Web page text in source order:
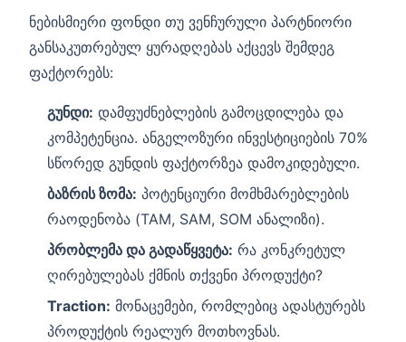
ნებისმიერი ფონდი თუ ვენჩურული პარტნიორი
განსაკუთრებულ ყურადღებას აქცევს შემდეგ
ფაქტორებს:
გუნდი: დამფუძნებლების გამოცდილება და
კომპეტენცია. ანგელოზური ინვესტიციების 70%
სწორედ გუნდის ფაქტორზეა დამოკიდებული.
ბაზრის ზომა: პოტენციური მომხმარებლების
რაოდენობა (TAM, SAM, SOM ანალიზი).
პრობლემა და გადაწყვეტა: რა კონკრეტულ
ღირებულებას ქმნის თქვენი პროდუქტი?
Traction: მონაცემები, რომლებიც ადასტურებს
პროდუქტის რეალურ მოთხოვნას.